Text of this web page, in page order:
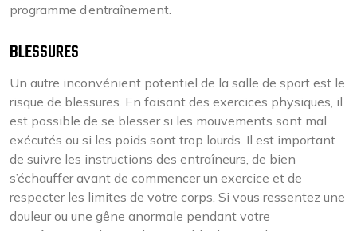
programme d’entraînement.
BLESSURES
Un autre inconvénient potentiel de la salle de sport est le
risque de blessures. En faisant des exercices physiques, il
est possible de se blesser si les mouvements sont mal
exécutés ou si les poids sont trop lourds. Il est important
de suivre les instructions des entraîneurs, de bien
s’échauffer avant de commencer un exercice et de
respecter les limites de votre corps. Si vous ressentez une
douleur ou une gêne anormale pendant votre